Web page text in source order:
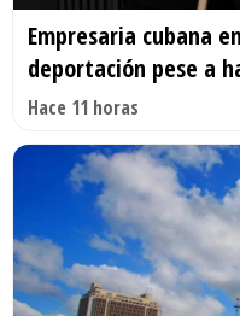
Empresaria cubana
deportación pese a
Hace 11 horas